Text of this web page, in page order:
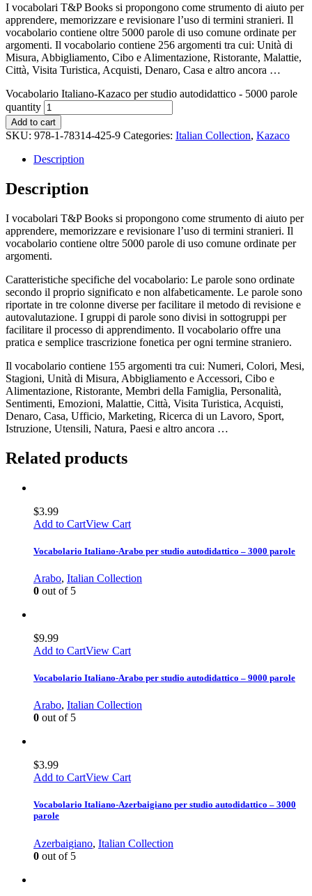
I vocabolari T&P Books si propongono come strumento di aiuto per
apprendere, memorizzare e revisionare l’uso di termini stranieri. Il
vocabolario contiene oltre 5000 parole di uso comune ordinate per
argomenti. Il vocabolario contiene 256 argomenti tra cui: Unità di
Misura, Abbigliamento, Cibo e Alimentazione, Ristorante, Malattie,
Città, Visita Turistica, Acquisti, Denaro, Casa e altro ancora …
Vocabolario Italiano-Kazaco per studio autodidattico - 5000 parole
quantity
Add to cart
SKU: 978-1-78314-425-9 Categories: Italian Collection, Kazaco
Description
Description
I vocabolari T&P Books si propongono come strumento di aiuto per
apprendere, memorizzare e revisionare l’uso di termini stranieri. Il
vocabolario contiene oltre 5000 parole di uso comune ordinate per
argomenti.
Caratteristiche specifiche del vocabolario: Le parole sono ordinate
secondo il proprio significato e non alfabeticamente. Le parole sono
riportate in tre colonne diverse per facilitare il metodo di revisione e
autovalutazione. I gruppi di parole sono divisi in sottogruppi per
facilitare il processo di apprendimento. Il vocabolario offre una
pratica e semplice trascrizione fonetica per ogni termine straniero.
Il vocabolario contiene 155 argomenti tra cui: Numeri, Colori, Mesi,
Stagioni, Unità di Misura, Abbigliamento e Accessori, Cibo e
Alimentazione, Ristorante, Membri della Famiglia, Personalità,
Sentimenti, Emozioni, Malattie, Città, Visita Turistica, Acquisti,
Denaro, Casa, Ufficio, Marketing, Ricerca di un Lavoro, Sport,
Istruzione, Utensili, Natura, Paesi e altro ancora …
Related products
$3.99
Add to CartView Cart
Vocabolario Italiano-Arabo per studio autodidattico – 3000 parole
Arabo, Italian Collection
0 out of 5
$9.99
Add to CartView Cart
Vocabolario Italiano-Arabo per studio autodidattico – 9000 parole
Arabo, Italian Collection
0 out of 5
$3.99
Add to CartView Cart
Vocabolario Italiano-Azerbaigiano per studio autodidattico – 3000
parole
Azerbaigiano, Italian Collection
0 out of 5